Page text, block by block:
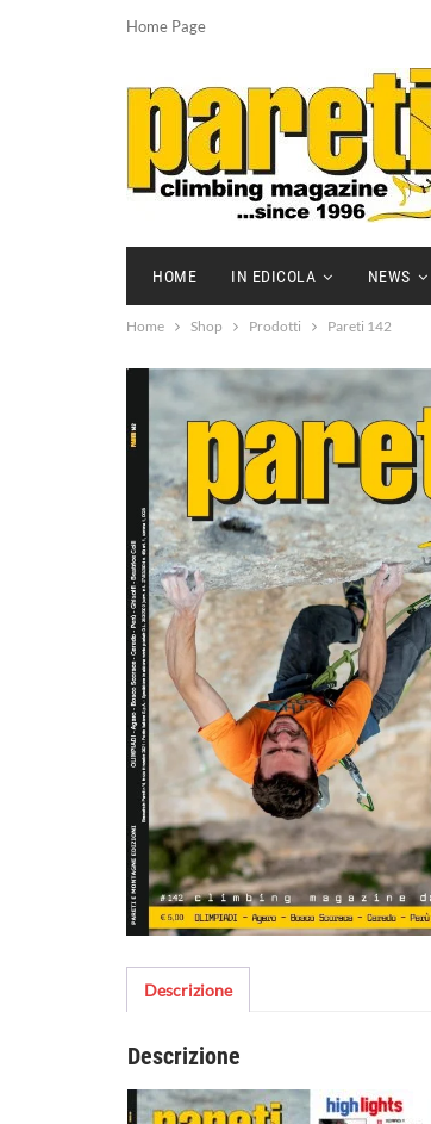
Home Page
HOME IN EDICOLA NEWS
Home Shop Prodotti Pareti 142
Descrizione
Descrizione